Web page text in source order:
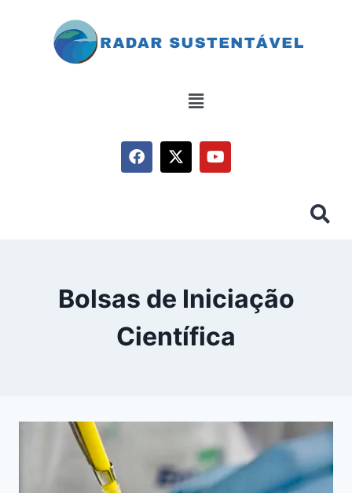
Bolsas de Iniciação
Científica